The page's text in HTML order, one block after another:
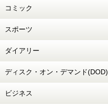
コミック
スポーツ
ダイアリー
ディスク・オン・デマンド(DOD)
ビジネス